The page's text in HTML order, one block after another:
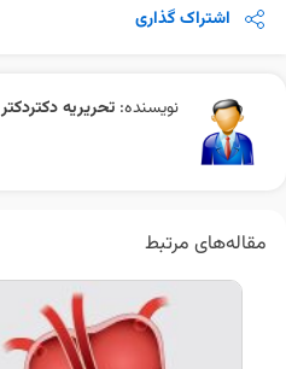
اشتراک گذاری
نویسنده: تحریریه دکتردکتر
مقاله‌های مرتبط